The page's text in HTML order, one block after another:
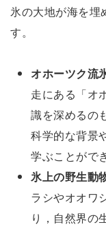
氷の大地が海を埋
す。
オホーツク流
走にある「オ
識を深めるの
科学的な背景
学ぶことがで
氷上の野生動
ラシやオオワ
り，自然界の